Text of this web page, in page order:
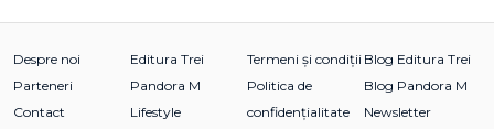
Despre noi
Parteneri
Contact
Editura Trei
Pandora M
Lifestyle
Termeni și condiții
Politica de
confidențialitate
Blog Editura Trei
Blog Pandora M
Newsletter